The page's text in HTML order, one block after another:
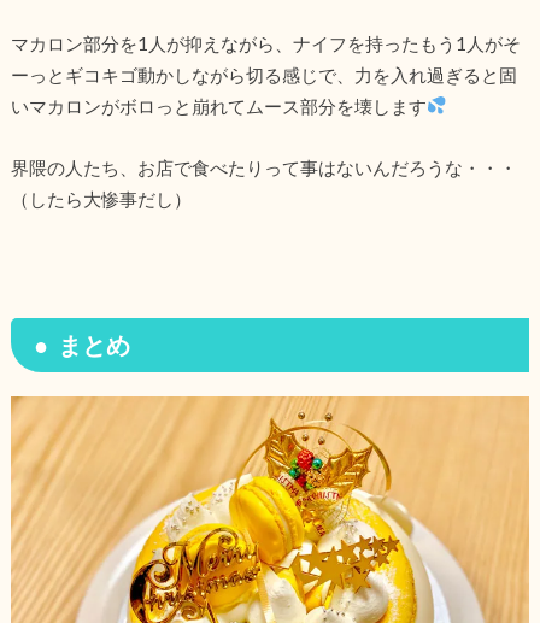
マカロン部分を1人が抑えながら、ナイフを持ったもう1人がそ
ーっとギコキゴ動かしながら切る感じで、力を入れ過ぎると固
いマカロンがボロっと崩れてムース部分を壊します
界隈の人たち、お店で食べたりって事はないんだろうな・・・
（したら大惨事だし）
まとめ